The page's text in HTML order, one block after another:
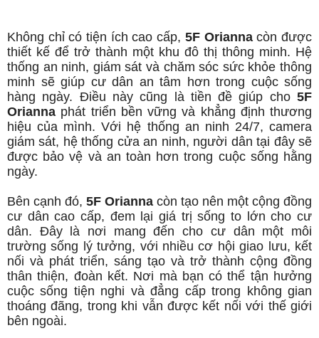
Không chỉ có tiện ích cao cấp, 5F Oriannacòn được
thiết kế để trở thành một khu đô thị thông minh. Hệ
thống an ninh, giám sát và chăm sóc sức khỏe thông
minh sẽ giúp cư dân an tâm hơn trong cuộc sống
hàng ngày. Điều này cũng là tiền đề giúp cho 5F
Orianna phát triển bền vững và khẳng định thương
hiệu của mình. Với hệ thống an ninh 24/7, camera
giám sát, hệ thống cửa an ninh, người dân tại đây sẽ
được bảo vệ và an toàn hơn trong cuộc sống hằng
ngày.
Bên cạnh đó, 5F Orianna còn tạo nên một cộng đồng
cư dân cao cấp, đem lại giá trị sống to lớn cho cư
dân. Đây là nơi mang đến cho cư dân một môi
trường sống lý tưởng, với nhiều cơ hội giao lưu, kết
nối và phát triển, sáng tạo và trở thành cộng đồng
thân thiện, đoàn kết. Nơi mà bạn có thể tận hưởng
cuộc sống tiện nghi và đẳng cấp trong không gian
thoáng đãng, trong khi vẫn được kết nối với thế giới
bên ngoài.